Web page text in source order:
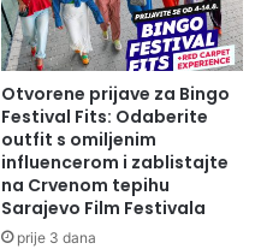
Otvorene prijave za Bingo
Festival Fits: Odaberite
outfit s omiljenim
influencerom i zablistajte
na Crvenom tepihu
Sarajevo Film Festivala
prije 3 dana